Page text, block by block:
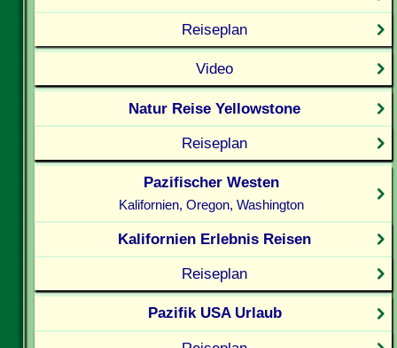
Reiseplan
Video
Natur Reise Yellowstone
Reiseplan
Pazifischer Westen
Kalifornien, Oregon, Washington
Kalifornien Erlebnis Reisen
Reiseplan
Pazifik USA Urlaub